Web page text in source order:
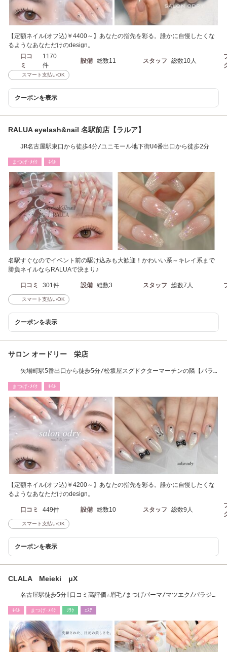
【定額ネイル(オフ込)￥4400～】あなたの指先を彩る。誰かに自慢したくな
るようなあなただけのdesign。
口コ
ミ
1170
件
設備 総数11 スタッフ 総数10人
スマート支払いOK
クーポンを表示
RALUA eyelash&nail 名駅前店【ラルア】
JR名古屋駅東口から徒歩4分/ユニモール地下街U4番出口から徒歩2分
まつげ･ﾒｲｸ ﾈｲﾙ
名駅すぐなのでイベント前の駆け込みも大歓迎！かわいい系～キレイ系まで
勝負ネイルならRALUAで決まり♪
口コミ 301件 設備 総数3 スタッフ 総数7人
スマート支払いOK
クーポンを表示
サロン オードリー 栄店
矢場町駅5番出口から徒歩5分/松坂屋スグドクターマーチンの隣【パラ
まつげ･ﾒｲｸ ﾈｲﾙ
【定額ネイル(オフ込)￥4200～】あなたの指先を彩る。誰かに自慢したくな
るようなあなただけのdesign。
口コミ 449件 設備 総数10 スタッフ 総数9人
スマート支払いOK
クーポンを表示
CLALA Meieki μX
名古屋駅徒歩5分[口コミ高評価☆眉毛/まつげパーマ/マツエク/パラジェ
ﾈｲﾙ まつげ･ﾒｲｸ ﾘﾗｸ ｴｽﾃ